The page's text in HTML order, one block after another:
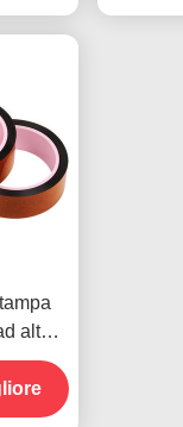
alta
il